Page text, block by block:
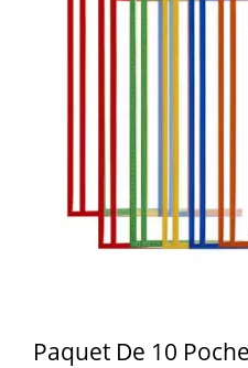
Paquet De 10